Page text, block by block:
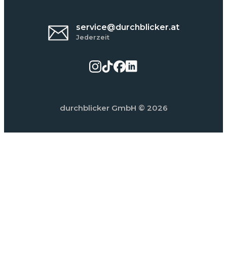
service@durchblicker.at
Jederzeit
durchblicker GmbH © 2026